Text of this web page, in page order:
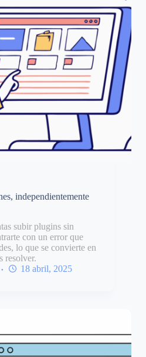
independientemente
subir plugins sin
con un error que
lo que se convierte en
resolver.
18 abril, 2025